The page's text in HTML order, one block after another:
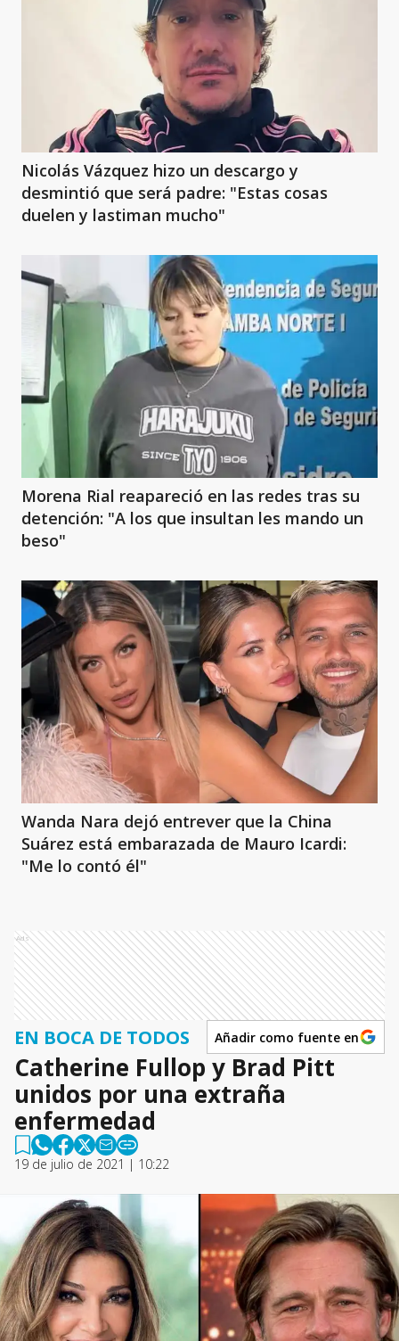
Nicolás Vázquez hizo un descargo y
desmintió que será padre: "Estas cosas
duelen y lastiman mucho"
Morena Rial reapareció en las redes tras su
detención: "A los que insultan les mando un
beso"
Wanda Nara dejó entrever que la China
Suárez está embarazada de Mauro Icardi:
"Me lo contó él"
Ads
EN BOCA DE TODOS Añadir como fuente en
Catherine Fullop y Brad Pitt
unidos por una extraña
enfermedad
19 de julio de 2021 | 10:22